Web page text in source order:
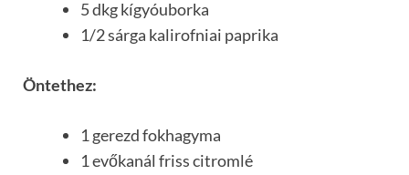
5 dkg kígyóuborka
1/2 sárga kalirofniai paprika
Öntethez:
1 gerezd fokhagyma
1 evőkanál friss citromlé